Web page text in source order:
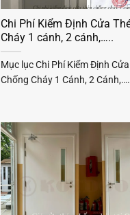
Chi Phí Kiểm Định Cửa
Cháy 1 cánh, 2 cánh,…..
Mục lục Chi Phí Kiểm Định
Chống Cháy 1 Cánh, 2